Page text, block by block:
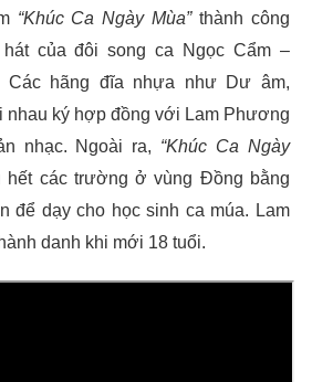
“Khúc Ca Ngày Mùa”thành công
của đôi song ca Ngọc Cẩm –
Các hãng đĩa nhựa như Dư âm,
nhau ký hợp đồng với Lam Phương
nhạc. Ngoài ra, “Khúc Ca Ngày
các trường ở vùng Đồng bằng
để dạy cho học sinh ca múa. Lam
danh khi mới 18 tuổi.